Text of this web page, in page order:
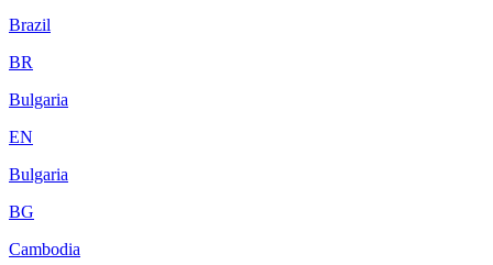
Brazil
BR
Bulgaria
EN
Bulgaria
BG
Cambodia